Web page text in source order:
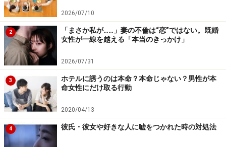
しそこまで女性に慣れていない男性の場合、自分の感情
と裏腹な態度が相手にどう受け止められるか、考える余
裕すらなくしてしまうのです。
他の女性同様、当たりさわりのない態度で接してくる男
性は、あなたを意識していないとわかりますが、むやみ
に避けられたり軽口を叩かれるような場合、あなたのこ
とを相当意識していると思って間違いありません。
好きの反対は無関心。一見「嫌われているのかな」と感
2026/07/10
2
「まさか私が……」妻の不倫は“恋”ではない。既婚
女性が一線を越える「本当のきっかけ」
2026/07/31
3
ホテルに誘うのは本命？本命じゃない？男性が本
命女性にだけ取る行動
2020/04/13
4 彼氏・彼女や好きな人に嘘をつかれた時の対処法